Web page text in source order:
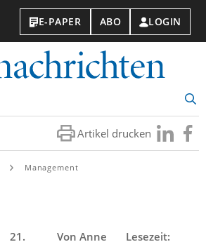
E-PAPER ABO LOGIN
Artikel drucken Besuchen
Sie
Sie
Management
21.
Von Anne
Lesezeit: